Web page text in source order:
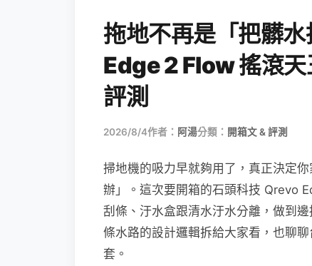
拖地不再是「把髒
Edge 2 Flow 搖滾
評測
2026/8/4作者： 阿湯分類： 開箱文 & 評測
掃地機的吸力早就夠用了，真正決定
辦」。這次要開箱的石頭科技 Qrevo
刮條、汙水盒跟清水汙水分離，做到
條水路的設計邏輯拆給大家看，也聊
套。